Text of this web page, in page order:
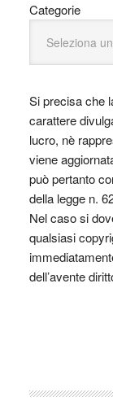
Categorie
Si precisa che
carattere
lucro, nè
viene
può pertanto
della legge n.
Nel caso si
qualsiasi
dell’avente